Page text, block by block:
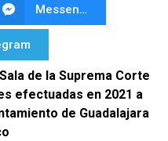
Messenger
de la Suprema Corte
efectuadas en 2021 a
de Guadalajara